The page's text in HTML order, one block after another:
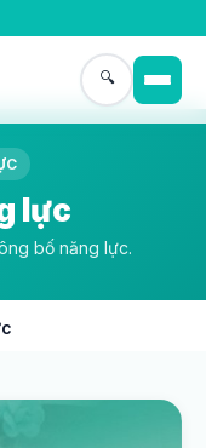
🔍
lực
bố năng lực.